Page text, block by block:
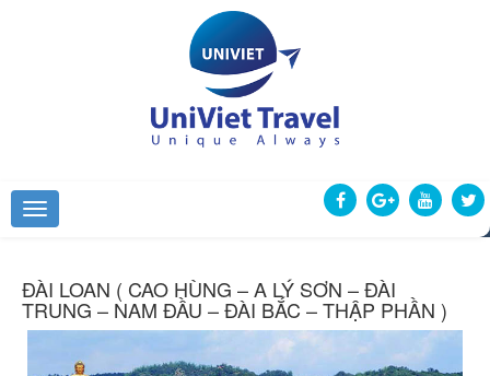
ĐÀI LOAN ( CAO HÙNG – A LÝ SƠN – ĐÀI
TRUNG – NAM ĐẦU – ĐÀI BẮC – THẬP PHẦN )